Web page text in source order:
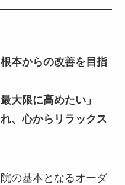
本からの改善を目指
大限に高めたい」
、心からリラックス
の基本となるオーダ